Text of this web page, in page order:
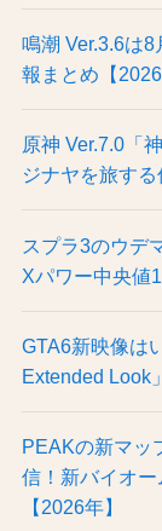
鳴潮 Ver.3.6は
報まとめ【2026
原神 Ver.7.0「
ジナヤを旅す
スプラ3のウデ
Xパワー中央値
GTA6新映像は
Extended Look
PEAKの新マッ
信！新バイオ
【2026年】